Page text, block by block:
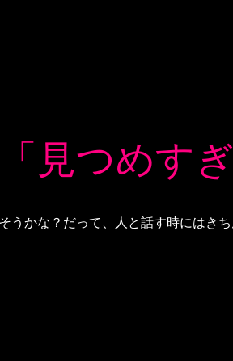
「見つめす
そうかな？だって、人と話す時にはき